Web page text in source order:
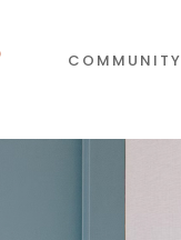
COMMUNITY